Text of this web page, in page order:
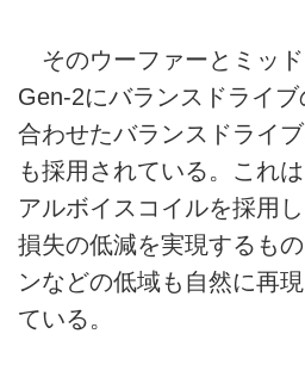
そのウーファーとミッ
Gen-2にバランスドライ
合わせたバランスドライ
も採用されている。これ
アルボイスコイルを採用
損失の低減を実現するも
ンなどの低域も自然に再
ている。